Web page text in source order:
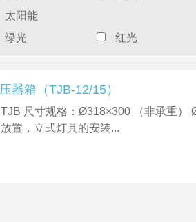
太阳能
绿光 红光
器箱（TJB-12/15）
尺寸规格：Ø318×300 （非承重）
置，立式灯具的安装...